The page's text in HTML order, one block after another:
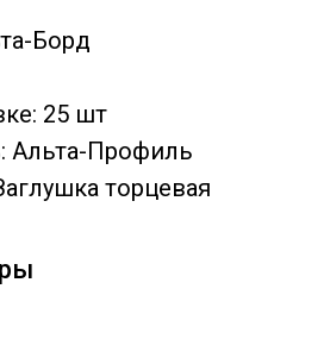
Борд
25 шт
Альта-Профиль
торцевая